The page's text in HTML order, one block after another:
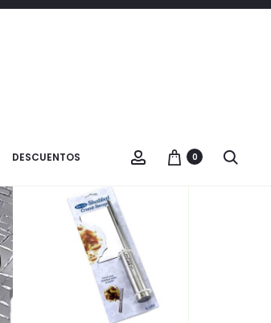
DESCUENTOS 0